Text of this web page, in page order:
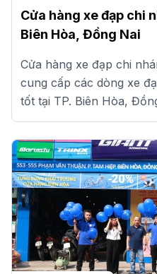
Cửa hàng xe đạp chi
Biên Hòa, Đồng Nai
Cửa hàng xe đạp chi
cung cấp các dòng xe
tốt tại TP. Biên Hòa,
tiết tại đây.